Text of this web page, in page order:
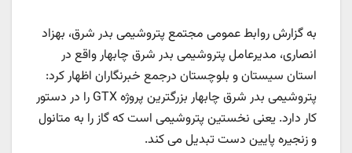
به گزارش روابط عمومی مجتمع پتروشیمی بدر شرق، بهزاد
انصاری، مدیرعامل پتروشیمی بدر شرق چابهار واقع در
استان سیستان و بلوچستان درجمع خبرنگاران اظهار کرد:
پتروشیمی بدر شرق چابهار بزرگترین پروژه GTX را در دستور
کار دارد. یعنی نخستین پتروشیمی است که گاز را به متانول
و زنجیره پایین دست تبدیل می کند.